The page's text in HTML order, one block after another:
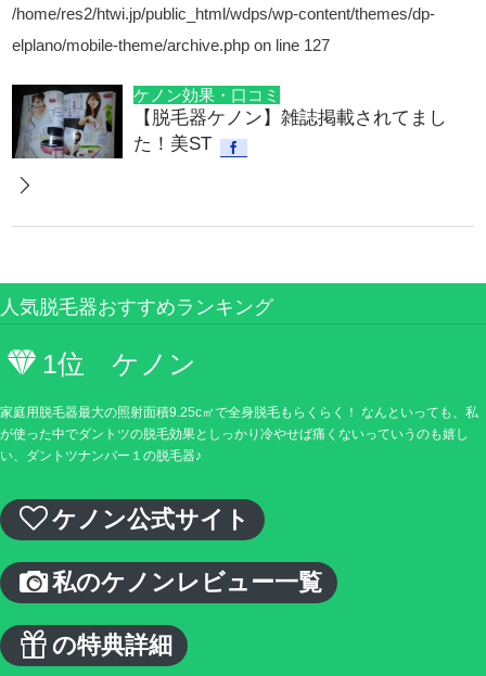
/home/res2/htwi.jp/public_html/wdps/wp-content/themes/dp-
elplano/mobile-theme/archive.php on line 127
ケノン効果・口コミ
【脱毛器ケノン】雑誌掲載されてまし
た！美ST
人気脱毛器おすすめランキング
1位 ケノン
家庭用脱毛器最大の照射面積9.25c㎡で全身脱毛もらくらく！ なんといっても、私
が使った中でダントツの脱毛効果としっかり冷やせば痛くないっていうのも嬉し
い、ダントツナンバー１の脱毛器♪
ケノン公式サイト
私のケノンレビュー一覧
の特典詳細